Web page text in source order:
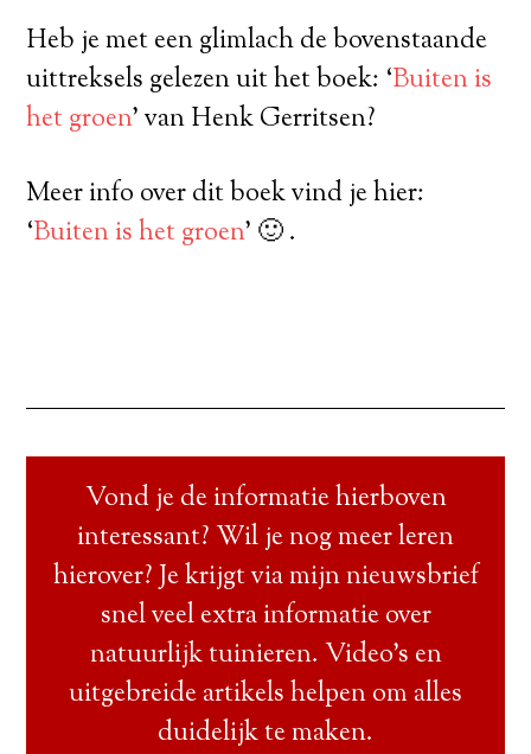
Heb je met een glimlach de bovenstaande
uittreksels gelezen uit het boek: ‘Buiten is
het groen’ van Henk Gerritsen?
Meer info over dit boek vind je hier:
‘Buiten is het groen’ 🙂 .
Vond je de informatie hierboven
interessant? Wil je nog meer leren
hierover? Je krijgt via mijn nieuwsbrief
snel veel extra informatie over
natuurlijk tuinieren. Video’s en
uitgebreide artikels helpen om alles
duidelijk te maken.